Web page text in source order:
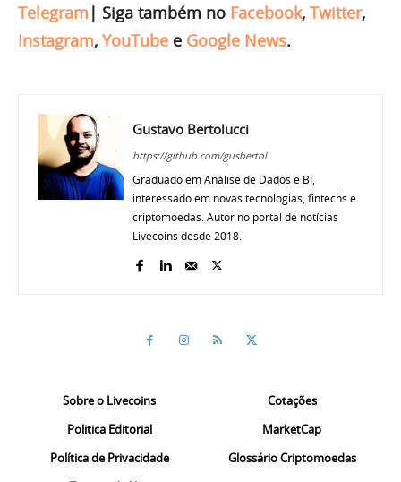
Telegram | Siga também no Facebook, Twitter,
Instagram, YouTube e Google News.
Gustavo Bertolucci
https://github.com/gusbertol
Graduado em Análise de Dados e BI,
interessado em novas tecnologias, fintechs e
criptomoedas. Autor no portal de notícias
Livecoins desde 2018.
Sobre o Livecoins
Politica Editorial
Política de Privacidade
Cotações
MarketCap
Glossário Criptomoedas